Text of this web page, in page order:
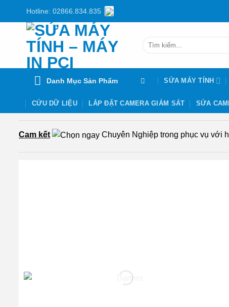
Hotline: 02866.834.835
Tìm
Danh Mục Sản Phẩm SỬA MÁY TÍNH
CỨU DỮ LIỆU LẮP ĐẶT CAMERA GIÁM SÁT SỬA
Cam kết Chuyên Nghiệp trong phục vụ với